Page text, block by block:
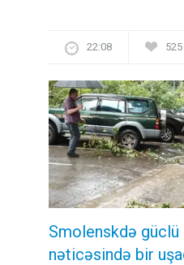
22:08 525
Smolenskdə güclü
nəticəsində bir